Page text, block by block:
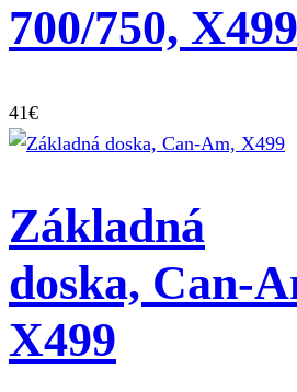
700/750, X499
41€
Základná
doska, Can-
X499